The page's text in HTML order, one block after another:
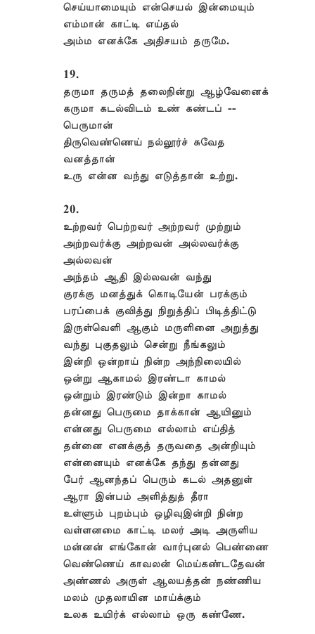
செய்யாமையும் என்செயல் இன்மையும்
எம்மான் காட்டி எய்தல்
அம்ம எனக்கே அதிசயம் தருமே.
19.
தருமா தருமத் தலைநின்று ஆழ்வேனைக்
கருமா கடல்விடம் உண் கண்டப் --
பெருமான்
திருவெண்ணெய் நல்லூர்ச் சுவேத
வனத்தான்
உரு என்ன வந்து எடுத்தான் உற்று.
20.
உற்றவர் பெற்றவர் அற்றவர் முற்றும்
அற்றவர்க்கு அற்றவன் அல்லவர்க்கு
அல்லவன்
அந்தம் ஆதி இல்லவன் வந்து
குரக்கு மனத்துக் கொடியேன் பரக்கும்
பரப்பைக் குவித்து நிறுத்திப் பிடித்திட்டு
இருள்வெளி ஆகும் மருளினை அறுத்து
வந்து புகுதலும் சென்று நீங்கலும்
இன்றி ஒன்றாய் நின்ற அந்நிலையில்
ஒன்று ஆகாமல் இரண்டா காமல்
ஒன்றும் இரண்டும் இன்றா காமல்
தன்னது பெருமை தாக்கான் ஆயினும்
என்னது பெருமை எல்லாம் எய்தித்
தன்னை எனக்குத் தருவதை அன்றியும்
என்னையும் எனக்கே தந்து தன்னது
பேர் ஆனந்தப் பெரும் கடல் அதனுள்
ஆரா இன்பம் அளித்துத் தீரா
உள்ளும் புறம்பும் ஒழிவுஇன்றி நின்ற
வள்ளனமை காட்டி மலர் அடி அருளிய
மன்னன் எங்கோன் வார்புனல் பெண்ணை
வெண்ணெய் காவலன் மெய்கண்டதேவன்
அண்ணல் அருள் ஆலயத்தன் நண்ணிய
மலம் முதலாயின மாய்க்கும்
உலக உயிர்க் எல்லாம் ஒரு கண்ணே.